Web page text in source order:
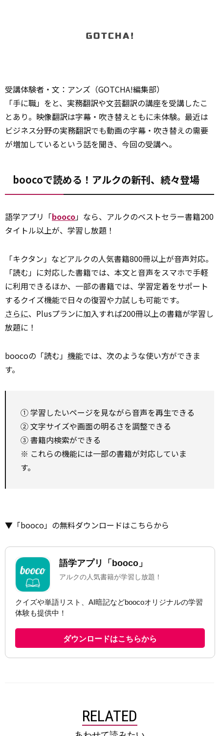
受講体験者・文：アンズ（GOTCHA!編集部）
「手に職」をと、実務翻訳や文芸翻訳の講座を受講したこ
とあり。映像翻訳は字幕・吹き替えともに未体験。最近は
ビジネス分野の実務翻訳でも動画の字幕・吹き替えの需要
が増加しているという話を聞き、今回の受講へ。
boocoで読める！アルクの新刊、続々登場
語学アプリ「booco」なら、アルクのベストセラー書籍200
タイトル以上が、学習し放題！
「キクタン」などアルクの人気書籍800冊以上が音声対応。
「読む」に対応した書籍では、本文と音声をスマホで手軽
に利用できるほか、一部の書籍では、学習定着をサポート
するクイズ機能で日々の復習や力試しも可能です。
さらに、Plusプランに加入すれば200冊以上の書籍が学習し
放題に！
boocoの「読む」 機能では、次のような使い方ができま
す。
① 学習したいページを見ながら音声を再生できる
② 文字サイズや画面の明るさを調整できる
③ 書籍内検索ができる
※ これらの機能には一部の書籍が対応していま
す。
▼「booco」の無料ダウンロードはこちらから
RELATED